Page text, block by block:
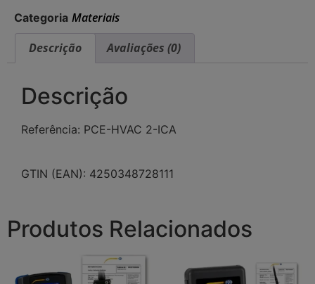
Categoria Materiais
Descrição
Avaliações (0)
Descrição
Referência: PCE-HVAC 2-ICA
GTIN (EAN): 4250348728111
Produtos Relacionados